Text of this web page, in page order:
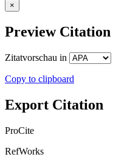
×
Preview Citation
Zitatvorschau in
Copy to clipboard
Export Citation
ProCite
RefWorks